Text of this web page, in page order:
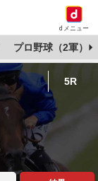
dメニュー
プロ野球（2軍）
5R